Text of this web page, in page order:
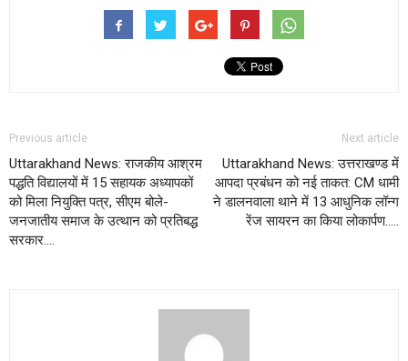
Previous article
Uttarakhand News: राजकीय आश्रम
पद्धति विद्यालयों में 15 सहायक अध्यापकों
को मिला नियुक्ति पत्र, सीएम बोले-
जनजातीय समाज के उत्थान को प्रतिबद्ध
सरकार….
Next article
Uttarakhand News: उत्तराखण्ड में
आपदा प्रबंधन को नई ताकत: CM धामी
ने डालनवाला थाने में 13 आधुनिक लॉन्ग
रेंज सायरन का किया लोकार्पण…..